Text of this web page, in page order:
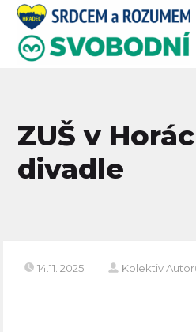
ZUŠ v
divadle
14.11. 2025 Kolektiv